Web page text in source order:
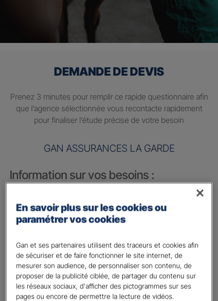
DEMANDE DE DEVIS
Prenez 3 minutes pour remplir ce rapide questionnaire afin
que l’agence sélectionnée vous recontacte rapidement
pour finaliser l’étude précise de votre besoin
GAN ASSURANCES LA GARDE
Information sur vos besoins :
votre vie privée
votre vie professionnelle
Vos informations :
Etes-vous déjà client Gan assurances ?*
Oui
Non
En savoir plus sur les cookies ou
paramétrer vos cookies
Gan et ses partenaires utilisent des traceurs et cookies afin
de sécuriser et de faire fonctionner le site internet, de
mesurer son audience, de personnaliser son contenu, de
proposer de la publicité ciblée, de partager du contenu sur
les réseaux sociaux, d'afficher des pictogrammes sur ses
pages ou encore de permettre la lecture de vidéos.